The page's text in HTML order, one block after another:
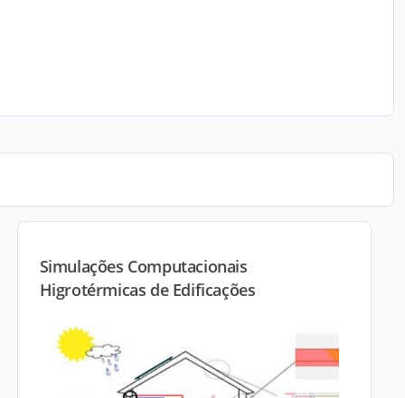
Simulações Computacionais
Higrotérmicas de Edificações